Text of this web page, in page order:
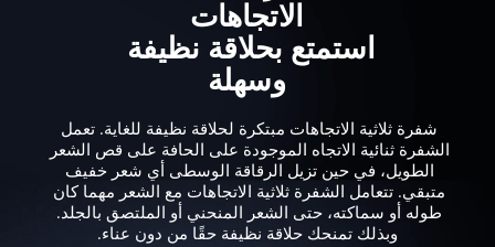
استمتع بحلاقة نظيفة
وسهلة
شفرة ثلاثية الاتجاهات مبتكرة لحلاقة نظيفة للغاية. تعمل
الشفرة ثنائية الاتجاه الموجودة على الحافة على قص الشعر
الطويل، في حين تزيل الرقاقة الوسطى أي شعر خفيف
متبقي. تتعامل الشفرة ثلاثية الاتجاهات مع الشعر مهما كان
طوله أو سماكته، حتى الشعر المنحني أو الملتصق بالجلد.
وبذلك تمنحك حلاقة نظيفة حقًا من دون عناء.